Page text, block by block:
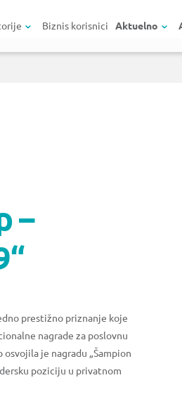
Biznis korisnici Aktuelno
–
prestižno priznanje koje
nagrade za poslovnu
je nagradu „Šampion
poziciju u privatnom